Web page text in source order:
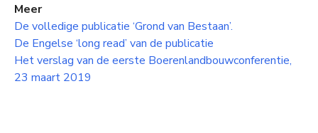
Meer
De volledige publicatie ‘Grond van Bestaan’.
De Engelse ‘long read’ van de publicatie
Het verslag van de eerste Boerenlandbouwconferentie,
23 maart 2019